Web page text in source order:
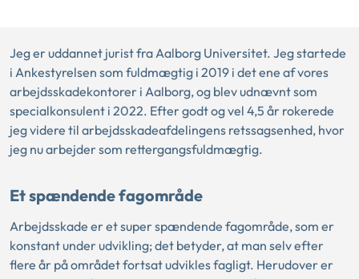
Jeg er uddannet jurist fra Aalborg Universitet. Jeg startede
i Ankestyrelsen som fuldmægtig i 2019 i det ene af vores
arbejdsskadekontorer i Aalborg, og blev udnævnt som
specialkonsulent i 2022. Efter godt og vel 4,5 år rokerede
jeg videre til arbejdsskadeafdelingens retssagsenhed, hvor
jeg nu arbejder som rettergangsfuldmægtig.
Et spændende fagområde
Arbejdsskade er et super spændende fagområde, som er
konstant under udvikling; det betyder, at man selv efter
flere år på området fortsat udvikles fagligt. Herudover er